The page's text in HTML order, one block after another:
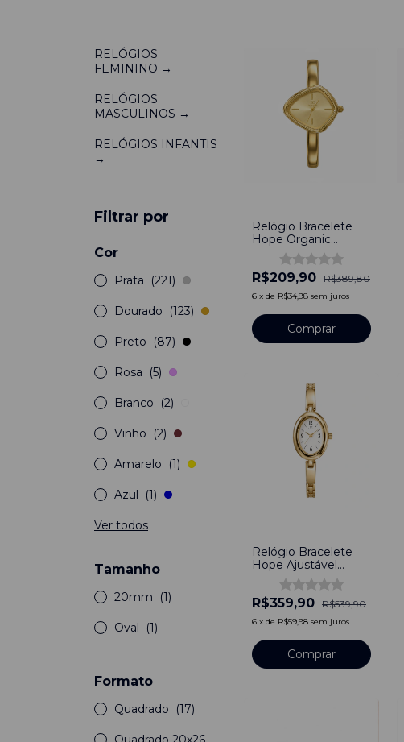
RELÓGIOS
FEMININO →
RELÓGIOS
MASCULINOS →
RELÓGIOS INFANTIS
→
Filtrar por
Cor
Prata (221)
Dourado (123)
Preto (87)
Rosa (5)
Branco (2)
Vinho (2)
Amarelo (1)
Azul (1)
Ver todos
Tamanho
20mm (1)
Oval (1)
Formato
Quadrado (17)
Relógio Bracelete
Hope Organic
Feminino Full
Dourado
R$209,90 R$389,80
6 x de R$34,98 sem juros
Relógio Bracelete
Hope Ajustável
Feminino Dourado
R$359,90 R$539,90
6 x de R$59,98 sem juros